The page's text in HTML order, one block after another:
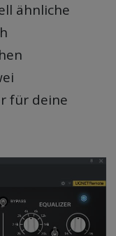
ähnliche
für deine